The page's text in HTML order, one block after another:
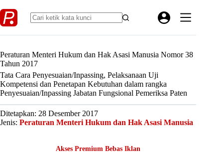
to
content
Peraturan Menteri Hukum dan Hak Asasi Manusia Nomor 38
Tahun 2017
Tata Cara Penyesuaian/Inpassing, Pelaksanaan Uji
Kompetensi dan Penetapan Kebutuhan dalam rangka
Penyesuaian/Inpassing Jabatan Fungsional Pemeriksa Paten
Ditetapkan: 28 Desember 2017
Jenis: Peraturan Menteri Hukum dan Hak Asasi Manusia
Akses Premium Bebas Iklan